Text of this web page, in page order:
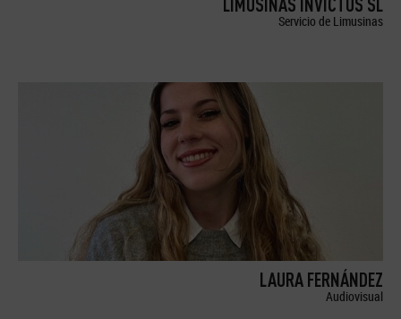
Servicio de Limusinas
LAURA FERNÁNDEZ
Audiovisual